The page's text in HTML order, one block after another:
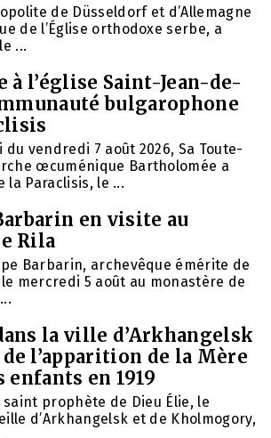
de Düsseldorf et d’Allemagne
de l’Église orthodoxe serbe, a
...
à l’église Saint-Jean-de-
bulgarophone
du vendredi 7 août 2026, Sa Toute-
œcuménique Bartholomée a
la Paraclisis, le ...
en visite au
Rila
Barbarin, archevêque émérite de
le mercredi 5 août au monastère de
la ville d’Arkhangelsk
l’apparition de la Mère
enfants en 1919
saint prophète de Dieu Élie, le
d’Arkhangelsk et de Kholmogory,